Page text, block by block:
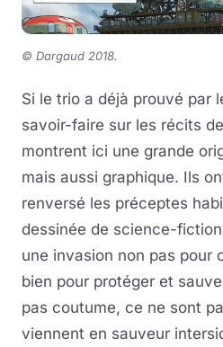
© Dargaud 2018.
Si le trio a déjà prouvé par
savoir-faire sur les récits
montrent ici une grande
mais aussi graphique. Ils
renversé les préceptes
dessinée de science-
une invasion non pas pour
bien pour protéger et
pas coutume, ce ne sont
viennent en sauveur